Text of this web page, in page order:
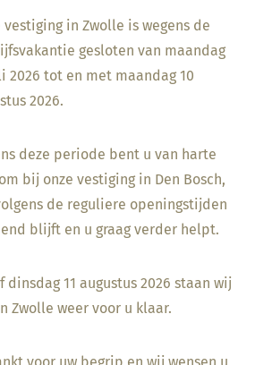
vestiging in Zwolle is wegens de
gesloten van maandag
2026 tot en met maandag 10
2026.
deze periode bent u van harte
bij onze vestiging in Den Bosch,
de reguliere openingstijden
blijft en u graag verder helpt.
dinsdag 11 augustus 2026 staan wij
Zwolle weer voor u klaar.